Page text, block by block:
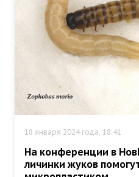
18 января 2024 года, 18:41
На конференции в
личинки жуков